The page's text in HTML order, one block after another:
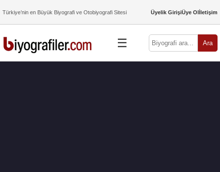
Türkiye’nin en Büyük Biyografi ve Otobiyografi Sitesi Üyelik GirişiÜye Olİletişim
☰ Ara